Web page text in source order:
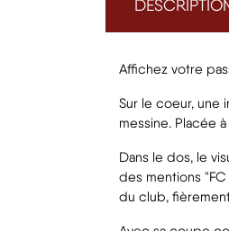
Affichez votre
Sur le coeur, une
messine. Placée
Dans le dos, le
des mentions
du club,